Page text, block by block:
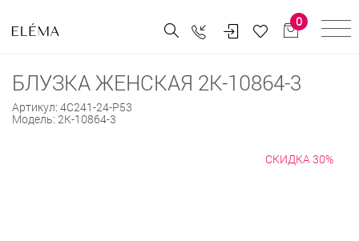
0
БЛУЗКА ЖЕНСКАЯ 2К-10864-3
Артикул: 4С241-24-Р53
Модель: 2К-10864-3
СКИДКА 30%